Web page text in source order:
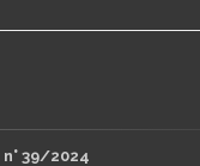
39/2024